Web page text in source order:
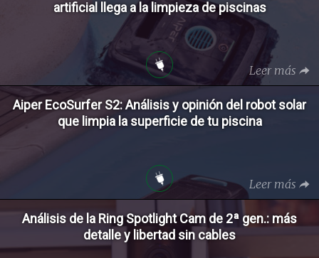
artificial llega a la limpieza de piscinas
Leer más
Aiper EcoSurfer S2: Análisis y opinión del robot solar
que limpia la superficie de tu piscina
Leer más
Análisis de la Ring Spotlight Cam de 2ª gen.: más
detalle y libertad sin cables